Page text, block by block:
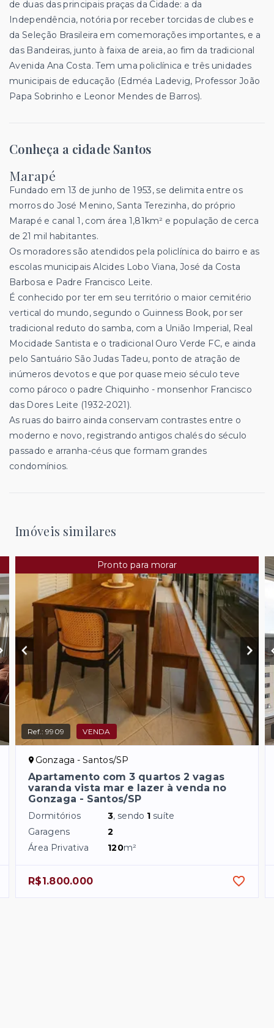
de duas das principais praças da Cidade: a da
Independência, notória por receber torcidas de clubes e
da Seleção Brasileira em comemorações importantes, e a
das Bandeiras, junto à faixa de areia, ao fim da tradicional
Avenida Ana Costa. Tem uma policlínica e três unidades
municipais de educação (Edméa Ladevig, Professor João
Papa Sobrinho e Leonor Mendes de Barros).
Conheça a cidade Santos
Marapé
Fundado em 13 de junho de 1953, se delimita entre os
morros do José Menino, Santa Terezinha, do próprio
Marapé e canal 1, com área 1,81km² e população de cerca
de 21 mil habitantes.
Os moradores são atendidos pela policlínica do bairro e as
escolas municipais Alcides Lobo Viana, José da Costa
Barbosa e Padre Francisco Leite.
É conhecido por ter em seu território o maior cemitério
vertical do mundo, segundo o Guinness Book, por ser
tradicional reduto do samba, com a União Imperial, Real
Mocidade Santista e o tradicional Ouro Verde FC, e ainda
pelo Santuário São Judas Tadeu, ponto de atração de
inúmeros devotos e que por quase meio século teve
como pároco o padre Chiquinho - monsenhor Francisco
das Dores Leite (1932-2021).
As ruas do bairro ainda conservam contrastes entre o
moderno e novo, registrando antigos chalés do século
passado e arranha-céus que formam grandes
condomínios.
Imóveis similares
Pronto para morar
Ref.:9909 VENDA
Gonzaga - Santos/SP
Apartamento com 3 quartos 2 vagas
varanda vista mar e lazer à venda no
Gonzaga - Santos/SP
Dormitórios 3, sendo 1 suíte
Garagens
2
Área Privativa
120m²
R$1.800.000